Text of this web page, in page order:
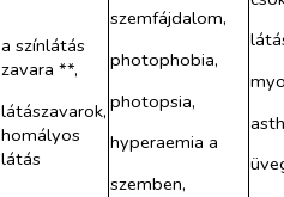
a színlátás
zavara **,
látászavarok,
homályos
látás
szemfájdalom,
photophobia,
photopsia,
hyperaemia a
szemben,